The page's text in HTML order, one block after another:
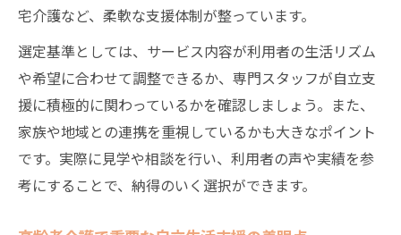
宅介護など、柔軟な支援体制が整っています。
選定基準としては、サービス内容が利用者の生活リズム
や希望に合わせて調整できるか、専門スタッフが自立支
援に積極的に関わっているかを確認しましょう。また、
家族や地域との連携を重視しているかも大きなポイント
です。実際に見学や相談を行い、利用者の声や実績を参
考にすることで、納得のいく選択ができます。